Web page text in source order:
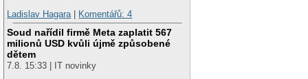
Ladislav Hagara| Komentářů: 4
Soud nařídil firmě Meta zaplatit 567
milionů USD kvůli újmě způsobené
dětem
7.8. 15:33 | IT novinky